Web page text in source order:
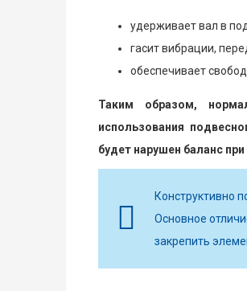
удерживает вал в
гасит вибрации,
обеспечивает
Таким образом,
использования
будет нарушен баланс
Конструктивно
Основное
закрепить